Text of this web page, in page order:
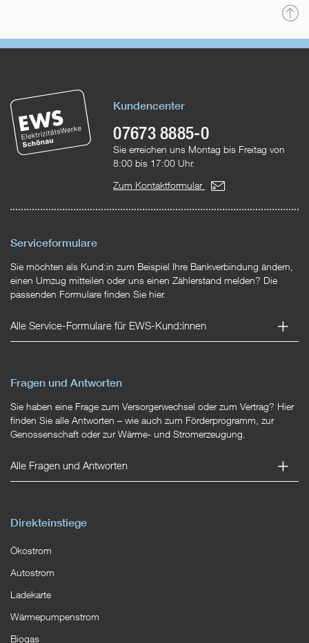
Kundencenter
07673 8885-0
Sie erreichen uns Montag bis Freitag von
8:00 bis 17:00 Uhr.
Zum Kontaktformular
Serviceformulare
Sie möchten als Kund:in zum Beispiel Ihre Bankverbindung ändern,
einen Umzug mitteilen oder uns einen Zählerstand melden? Die
passenden Formulare finden Sie hier.
Alle Service-Formulare für EWS-Kund:innen
Fragen und Antworten
Sie haben eine Frage zum Versorgerwechsel oder zum Vertrag? Hier
finden Sie alle Antworten – wie auch zum Förderprogramm, zur
Genossenschaft oder zur Wärme- und Stromerzeugung.
Alle Fragen und Antworten
Direkteinstiege
Ökostrom
Autostrom
Ladekarte
Wärmepumpenstrom
Biogas